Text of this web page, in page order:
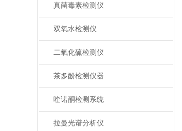
真菌毒素检测仪
双氧水检测仪
二氧化硫检测仪
茶多酚检测仪器
喹诺酮检测系统
拉曼光谱分析仪